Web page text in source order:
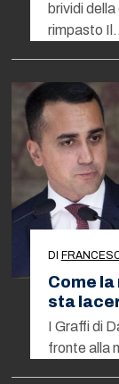
brividi
rimpasto
DI
Come
sta
I Graffi di
fronte alla